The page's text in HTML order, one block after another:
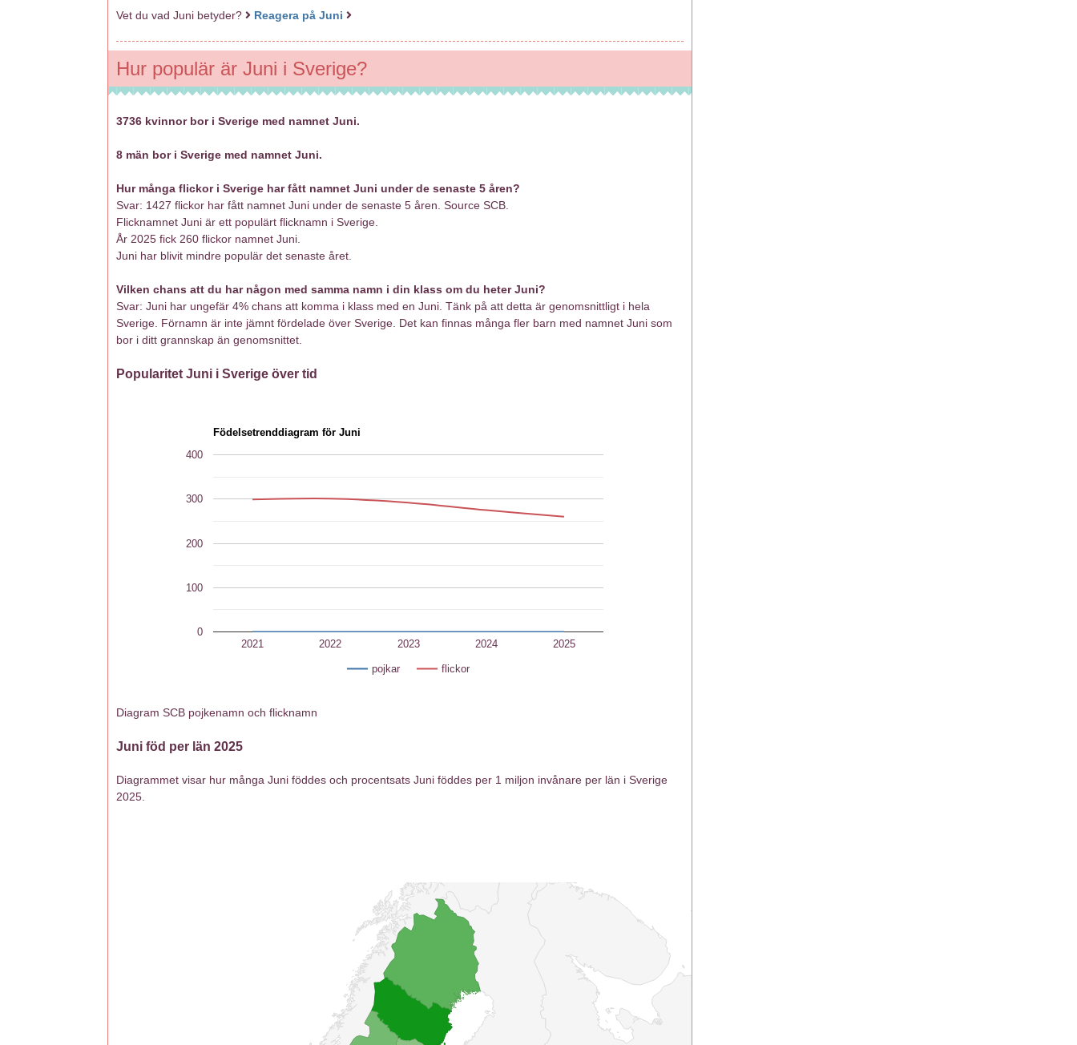
Vet du vad Juni betyder? Reagera på Juni
Hur populär är Juni i Sverige?
3736 kvinnor bor i Sverige med namnet Juni.
8 män bor i Sverige med namnet Juni.
Hur många flickor i Sverige har fått namnet Juni under de senaste 5 åren?
Svar: 1427 flickor har fått namnet Juni under de senaste 5 åren. Source SCB.
Flicknamnet Juni är ett populärt flicknamn i Sverige.
År 2025 fick 260 flickor namnet Juni.
Juni har blivit mindre populär det senaste året.
Vilken chans att du har någon med samma namn i din klass om du heter Juni?
Svar: Juni har ungefär 4% chans att komma i klass med en Juni. Tänk på att detta är genomsnittligt i hela
Sverige. Förnamn är inte jämnt fördelade över Sverige. Det kan finnas många fler barn med namnet Juni som
bor i ditt grannskap än genomsnittet.
Popularitet Juni i Sverige över tid
Födelsetrenddiagram för Juni
pojkar flickor
2021 2022 2023 2024 2025
0
100
200
300
400
Diagram SCB pojkenamn och flicknamn
Juni föd per län 2025
Diagrammet visar hur många Juni föddes och procentsats Juni föddes per 1 miljon invånare per län i Sverige
2025.